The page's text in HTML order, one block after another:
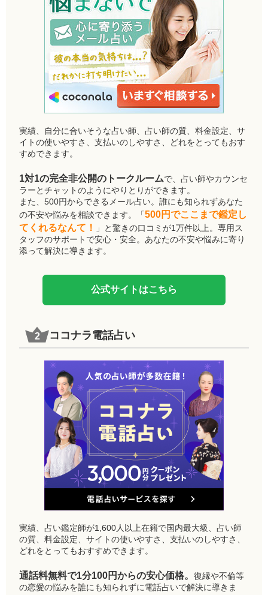
実績、自分に合いそうな占い師、占い師の質、料金設定、サ
イトの使いやすさ、支払いのしやすさ、どれをとってもおす
すめできます。
1対1の完全非公開のトークルームで、占い師やカウンセ
ラーとチャットのようにやりとりができます。
また、500円からできるメール占い。誰にも知られずあなた
の不安や悩みを相談できます。「500円でここまで鑑定し
てくれるなんて！
」と驚きの口コミが1万件以上。専用ス
タッフのサポートで安心・安全。あなたの不安や悩みに寄り
添って解決に導きます。
公式サイトはこちら
ココナラ電話占い
実績、占い鑑定師が1,600人以上在籍で国内最大級、占い師
の質、料金設定、サイトの使いやすさ、支払いのしやすさ、
どれをとってもおすすめできます。
通話料無料で1分100円からの安心価格。復縁や不倫等
の恋愛の悩みを誰にも知られずに電話占いで解決に導きま